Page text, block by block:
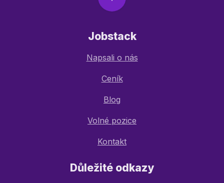
Jobstack
Napsali o nás
Ceník
Blog
Volné pozice
Kontakt
Důležité odkazy